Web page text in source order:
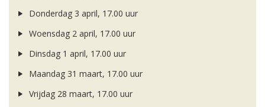
Donderdag 3 april, 17.00 uur
Woensdag 2 april, 17.00 uur
Dinsdag 1 april, 17.00 uur
Maandag 31 maart, 17.00 uur
Vrijdag 28 maart, 17.00 uur